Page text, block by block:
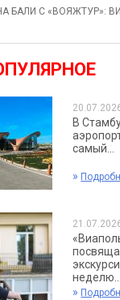
БАЛИ С «ВОЯЖТУР»:
В
самый...
»
неделю...
»